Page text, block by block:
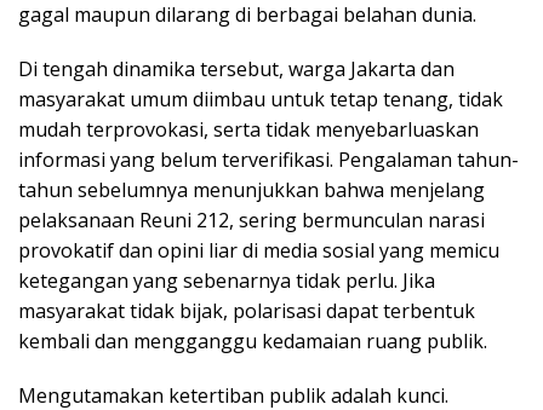
gagal maupun dilarang di berbagai belahan dunia.
Di tengah dinamika tersebut, warga Jakarta dan
masyarakat umum diimbau untuk tetap tenang, tidak
mudah terprovokasi, serta tidak menyebarluaskan
informasi yang belum terverifikasi. Pengalaman tahun-
tahun sebelumnya menunjukkan bahwa menjelang
pelaksanaan Reuni 212, sering bermunculan narasi
provokatif dan opini liar di media sosial yang memicu
ketegangan yang sebenarnya tidak perlu. Jika
masyarakat tidak bijak, polarisasi dapat terbentuk
kembali dan mengganggu kedamaian ruang publik.
Mengutamakan ketertiban publik adalah kunci.